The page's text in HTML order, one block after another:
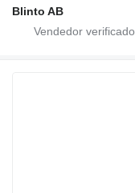
Blinto AB